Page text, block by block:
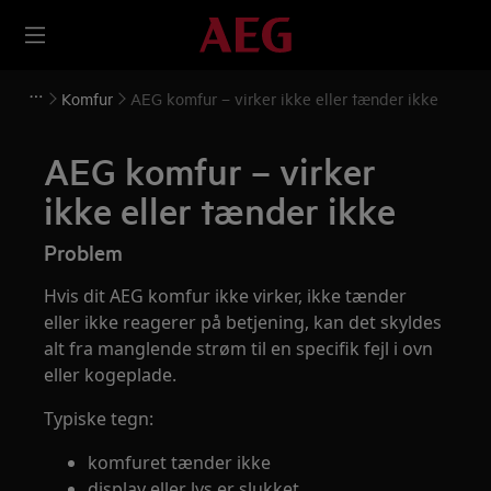
Komfur AEG komfur – virker ikke eller tænder ikke
AEG komfur – virker
ikke eller tænder ikke
Problem
Hvis dit AEG komfur ikke virker, ikke tænder
eller ikke reagerer på betjening, kan det skyldes
alt fra manglende strøm til en specifik fejl i ovn
eller kogeplade.
Typiske tegn:
komfuret tænder ikke